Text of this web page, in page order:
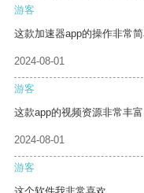
游客
这款加速器app的操作非常
2024-08-01
游客
这款app的视频资源非常丰
2024-08-01
游客